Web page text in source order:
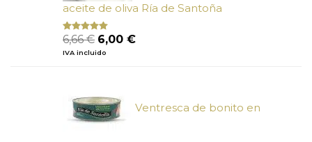
aceite de oliva Ría de Santoña
Valorado
con
de 5
6,66€ El
precio
6,00 €El
IVA incluido
Ventresca de bonito en